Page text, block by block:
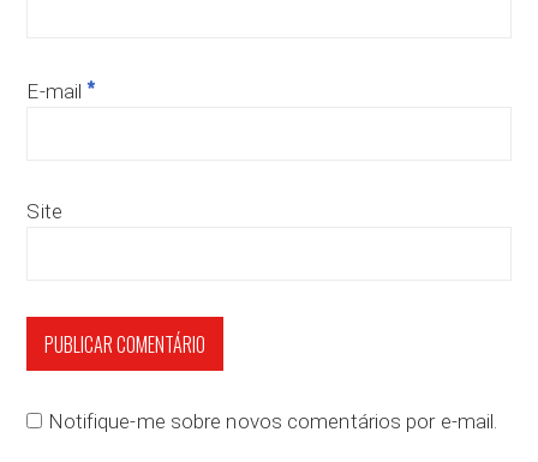
E-mail *
Site
Notifique-me sobre novos comentários por e-mail.